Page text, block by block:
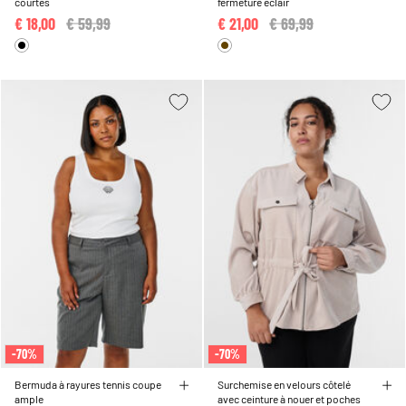
Price reduced from
€ 59,99
€ 18,00 Price reduced from
€ 69,99
€ 21,00
-70%
Bermuda à rayures tennis coupe
ample
-70%
Surchemise en velours côtelé
avec ceinture à nouer et poches